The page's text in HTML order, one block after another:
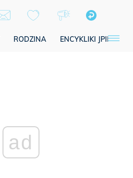
RODZINA ENCYKLIKI JPII
ad